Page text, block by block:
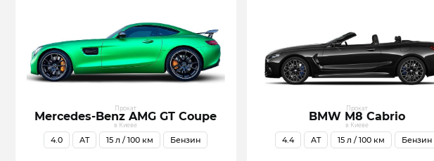
Прокат
Mercedes-Benz AMG GT Coupe
в Киеве
4.0 AT 15 л / 100 км Бензин
Прокат
BMW M8 Cabrio
в Киеве
4.4 AT 15 л / 100 км Бензин